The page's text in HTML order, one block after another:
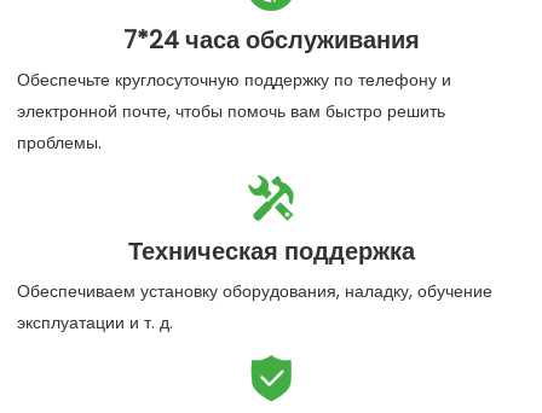
7*24 часа обслуживания
Обеспечьте круглосуточную поддержку по телефону и
электронной почте, чтобы помочь вам быстро решить
проблемы.

Техническая поддержка
Обеспечиваем установку оборудования, наладку, обучение
эксплуатации и т. д.
